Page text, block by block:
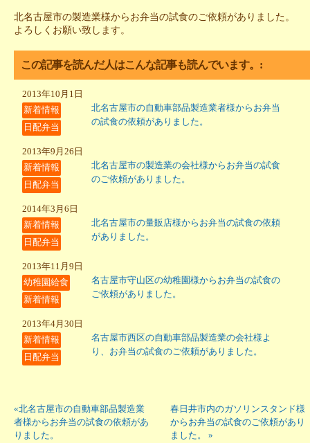
北名古屋市の製造業様からお弁当の試食のご依頼がありました。
よろしくお願い致します。
この記事を読んだ人はこんな記事も読んでいます。:
2013年10月1日
新着情報
日配弁当
北名古屋市の自動車部品製造業者様からお弁当
の試食の依頼がありました。
2013年9月26日
新着情報
日配弁当
北名古屋市の製造業の会社様からお弁当の試食
のご依頼がありました。
2014年3月6日
新着情報
日配弁当
北名古屋市の量販店様からお弁当の試食の依頼
がありました。
2013年11月9日
幼稚園給食
新着情報
名古屋市守山区の幼稚園様からお弁当の試食の
ご依頼がありました。
2013年4月30日
新着情報
日配弁当
名古屋市西区の自動車部品製造業の会社様よ
り、お弁当の試食のご依頼がありました。
«北名古屋市の自動車部品製造業
者様からお弁当の試食の依頼があ
りました。
春日井市内のガソリンスタンド様
からお弁当の試食のご依頼があり
ました。 »